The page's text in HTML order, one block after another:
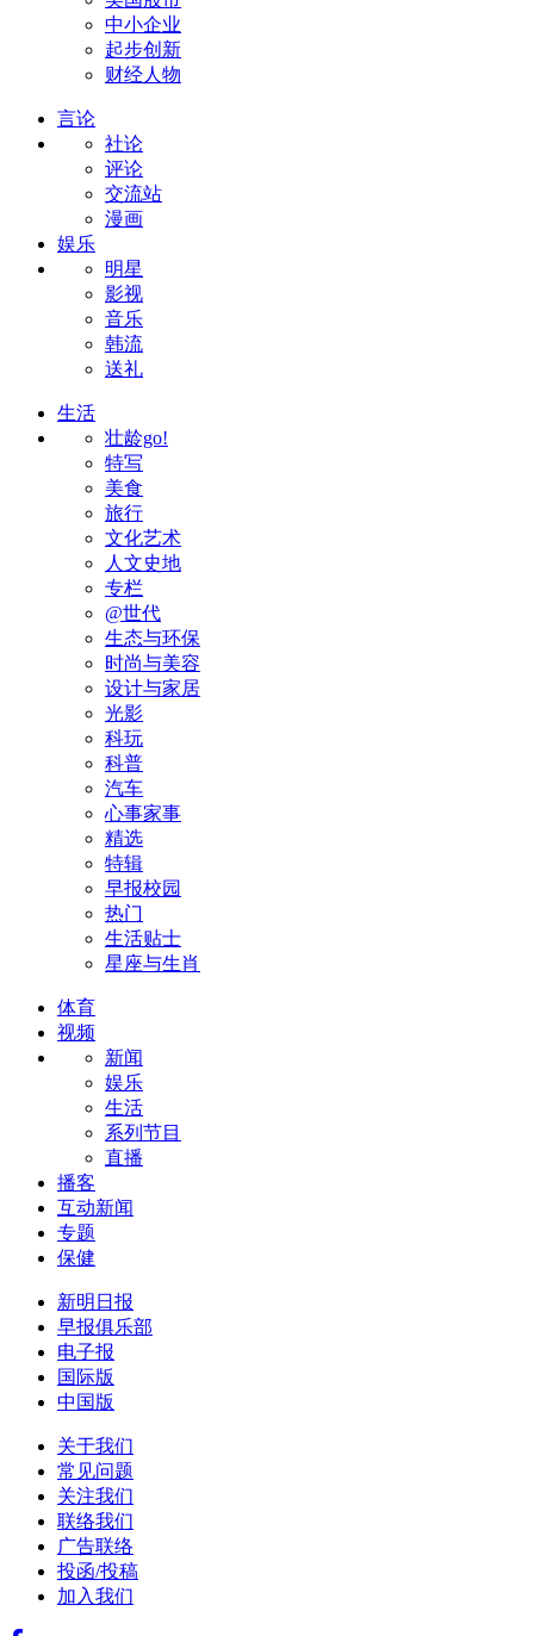
中小企业
起步创新
财经人物
言论
社论
评论
交流站
漫画
娱乐
明星
影视
音乐
韩流
送礼
生活
壮龄go!
特写
美食
旅行
文化艺术
人文史地
专栏
@世代
生态与环保
时尚与美容
设计与家居
光影
科玩
科普
汽车
心事家事
精选
特辑
早报校园
热门
生活贴士
星座与生肖
体育
视频
新闻
娱乐
生活
系列节目
直播
播客
互动新闻
专题
保健
新明日报
早报俱乐部
电子报
国际版
中国版
关于我们
常见问题
关注我们
联络我们
广告联络
投函/投稿
加入我们